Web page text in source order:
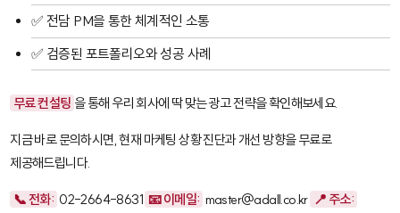
✅ 전담 PM을 통한 체계적인 소통
✅ 검증된 포트폴리오와 성공 사례
무료 컨설팅 을 통해 우리 회사에 딱 맞는 광고 전략을 확인해보세요.
지금 바로 문의하시면, 현재 마케팅 상황 진단과 개선 방향을 무료로
제공해드립니다.
📞 전화: 02-2664-8631 📧 이메일: master@adall.co.kr 📍 주소: